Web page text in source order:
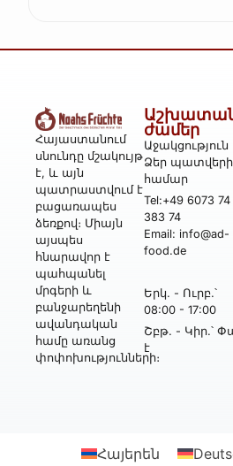
Հայաստանում
սնունդը մշակույթ
է, և այն
պատրաստվում է
բացառապես
ձեռքով։ Միայն
այսպես
հնարավոր է
պահպանել
մրգերի և
բանջարեղենի
ավանդական
համը առանց
փոփոխությունների։
ժամեր
Աջակցություն
Ձեր պատվերի
համար
Tel:+49 6073 74
383 74
Email: info@ad-
food.de
Երկ․ - Ուրբ․՝
08:00 - 17:00
Շբթ․ - Կիր․՝
է
Հայերեն